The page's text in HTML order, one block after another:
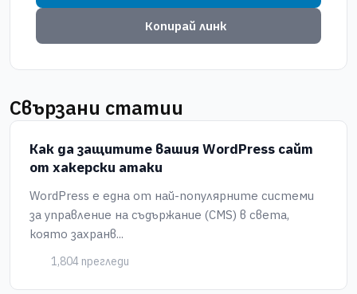
Копирай линк
Свързани статии
Как да защитите вашия WordPress сайт
от хакерски атаки
WordPress е една от най-популярните системи
за управление на съдържание (CMS) в света,
която захранв...
1,804 прегледи